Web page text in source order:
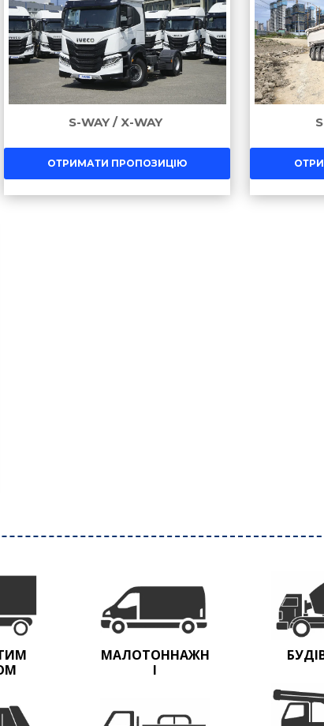
S-WAY / X-WAY
ОТРИМАТИ ПРОПОЗИЦІЮ
МАЛОТОННАЖН
І